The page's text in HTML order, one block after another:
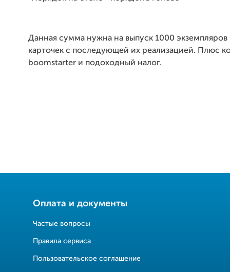
Данная сумма нужна на выпуск 1000 экземпляров
карточек с последующей их реализацией. Плюс
boomstarter и подоходный налог.
Оплата и документы
Частые вопросы
Правила сервиса
Пользовательское соглашение